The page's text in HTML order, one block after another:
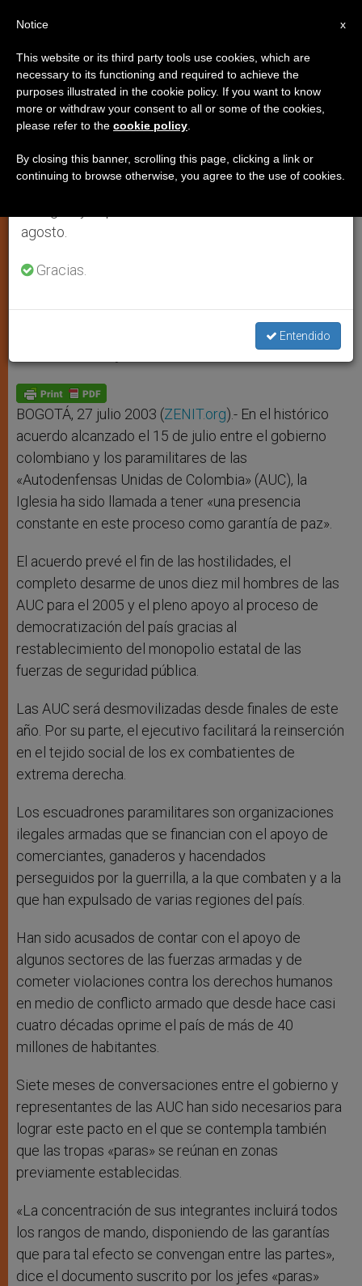
Colombia: El acuerdo entre
gobierno y paramilitares pide la
presencia de la Iglesia
Se encamina la desmovilización de
W
s
p
p
M
e
g
e
F
b
o
k
T
t
S
e
BOGOTÁ, 27 julio 2003 (ZENIT.org).- En el histórico
acuerdo alcanzado el 15 de julio entre el gobierno
colombiano y los paramilitares de las
«Autodenfensas Unidas de Colombia» (AUC), la
Iglesia ha sido llamada a tener «una presencia
constante en este proceso como garantía de paz».
El acuerdo prevé el fin de las hostilidades, el
completo desarme de unos diez mil hombres de las
AUC para el 2005 y el pleno apoyo al proceso de
democratización del país gracias al
restablecimiento del monopolio estatal de las
fuerzas de seguridad pública.
Las AUC será desmovilizadas desde finales de este
año. Por su parte, el ejecutivo facilitará la reinserción
en el tejido social de los ex combatientes de
extrema derecha.
Los escuadrones paramilitares son organizaciones
ilegales armadas que se financian con el apoyo de
comerciantes, ganaderos y hacendados
perseguidos por la guerrilla, a la que combaten y a la
que han expulsado de varias regiones del país.
Han sido acusados de contar con el apoyo de
algunos sectores de las fuerzas armadas y de
cometer violaciones contra los derechos humanos
en medio de conflicto armado que desde hace casi
cuatro décadas oprime el país de más de 40
millones de habitantes.
Siete meses de conversaciones entre el gobierno y
representantes de las AUC han sido necesarios para
lograr este pacto en el que se contempla también
que las tropas «paras» se reúnan en zonas
previamente establecidas.
«La concentración de sus integrantes incluirá todos
los rangos de mando, disponiendo de las garantías
que para tal efecto se convengan entre las partes»,
dice el documento suscrito por los jefes «paras»
×
Aviso importante
Del 27 de julio al 7 de agosto haremos la pausa
anual, aprovechando que en el periodo de verano
se generan menos informaciones y también el
agosto.
Gracias.
Entendido
x
Notice
This website or its third party tools use cookies, which are
necessary to its functioning and required to achieve the
purposes illustrated in the cookie policy. If you want to know
more or withdraw your consent to all or some of the cookies,
please refer to the cookie policy
By closing this banner, scrolling this page, clicking a link or
continuing to browse otherwise, you agree to the use of cookies.